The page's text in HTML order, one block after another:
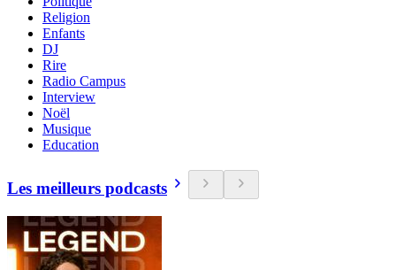
Religion
Enfants
DJ
Rire
Radio Campus
Interview
Noël
Musique
Education
Les meilleurs podcasts